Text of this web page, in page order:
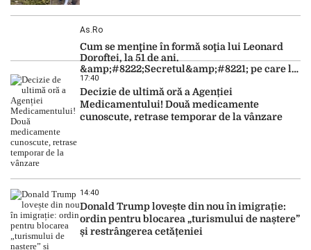
As.ro
Cum se menţine în formă soţia lui Leonard
Doroftei, la 51 de ani.
&amp;#8222;Secretul&amp;#8221; pe care l-a
dezvăluit
17:40
Decizie de ultimă oră a Agenției
Medicamentului! Două medicamente
cunoscute, retrase temporar de la vânzare
14:40
Donald Trump lovește din nou în imigrație:
ordin pentru blocarea „turismului de naștere”
și restrângerea cetățeniei